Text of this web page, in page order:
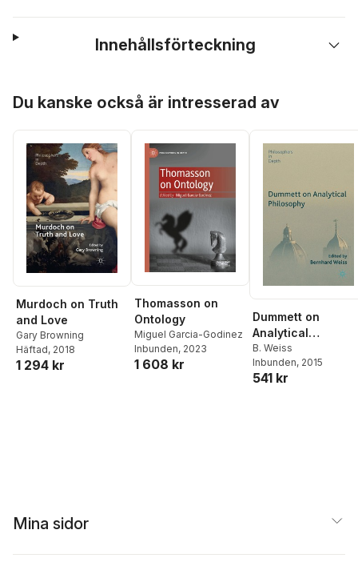
Innehållsförteckning
Du kanske också är intresserad av
Murdoch on Truth
and Love
Gary Browning
Häftad, 2018
1 294 kr
Thomasson on
Ontology
Miguel Garcia-Godinez
Inbunden, 2023
1 608 kr
Dummett on
Analytical
Philosophy
B. Weiss
Inbunden, 2015
541 kr
Mina sidor